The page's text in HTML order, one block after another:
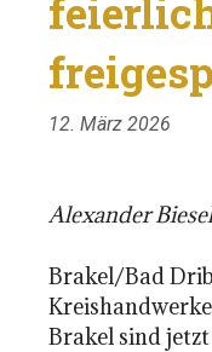
12. März 2026
Alexander
Brakel/Bad
Brakel sind